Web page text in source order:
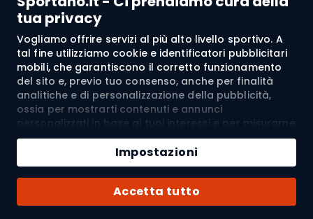
tua privacy
Vogliamo offrire servizi al più alto livello sportivo. A
tal fine utilizziamo cookie e identificatori pubblicitari
mobili, che garantiscono il corretto funzionamento
del sito e, previo tuo consenso, anche per finalità
analitiche e di personalizzazione della pubblicità,
ossia per mostrarti contenuti e annunci
personalizzati in base ai tuoi interessi e per misurarne
l’efficacia. I cookie e gli identificatori pubblicitari
mobili possono essere utilizzati sia per attività
pubblicitarie personalizzate sia non personalizzate, a
seconda dei consensi da te espressi. Se clicchi su
“Accetta tutto”, acconsenti al trattamento dei tuoi
dati personali da parte di SPORTANO.COM Sp. z o.o. e
Accetta tutto
Impostazioni
Acquisti
Servizio clienti
Regolamento
Chi siamo
Spedizione a: IT